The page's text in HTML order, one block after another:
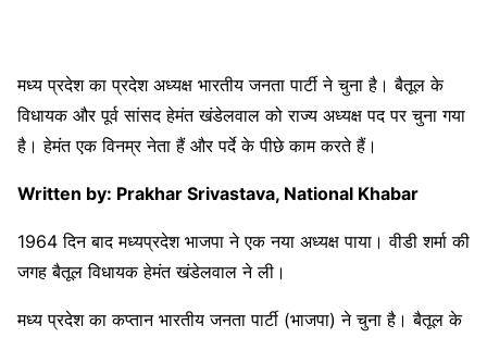
मध्य प्रदेश का प्रदेश अध्यक्ष भारतीय जनता पार्टी ने चुना है। बैतूल के
विधायक और पूर्व सांसद हेमंत खंडेलवाल को राज्य अध्यक्ष पद पर चुना गया
है। हेमंत एक विनम्र नेता हैं और पर्दे के पीछे काम करते हैं।
Written by: Prakhar Srivastava, National Khabar
1964 दिन बाद मध्यप्रदेश भाजपा ने एक नया अध्यक्ष पाया। वीडी शर्मा की
जगह बैतूल विधायक हेमंत खंडेलवाल ने ली।
मध्य प्रदेश का कप्तान भारतीय जनता पार्टी (भाजपा) ने चुना है। बैतूल के